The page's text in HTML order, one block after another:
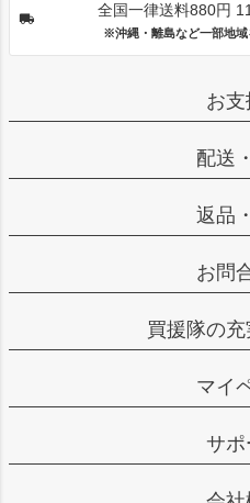
全国一律送料880円
※沖縄・離島など一部地
お支
配送
返品
お問
買援隊の
マイ
サポ